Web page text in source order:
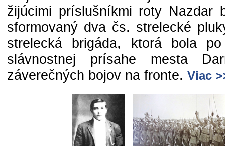
žijúcimi príslušníkmi roty Nazdar
sformovaný dva čs. strelecké
strelecká brigáda, ktorá bola
slávnostnej prísahe mesta
záverečných bojov na fronte. Viac